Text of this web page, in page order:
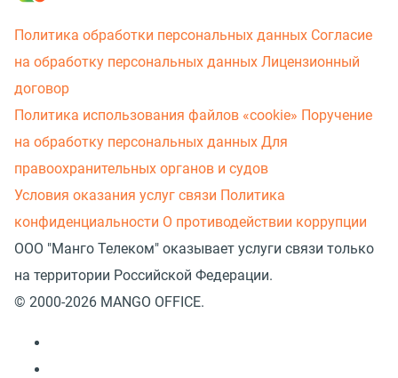
Политика обработки персональных данных Согласие
на обработку персональных данных Лицензионный
договор
Политика использования файлов «cookie» Поручение
на обработку персональных данных Для
правоохранительных органов и судов
Условия оказания услуг связи Политика
конфиденциальности О противодействии коррупции
ООО "Манго Телеком" оказывает услуги связи только
на территории Российской Федерации.
© 2000-2026 MANGO OFFICE.